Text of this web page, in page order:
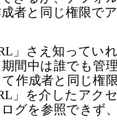
者と同じ権限で
」さえ知ってい
間中は誰でも管
作成者と同じ権
」を介したアク
グを参照できず